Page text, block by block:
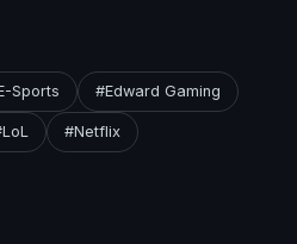
Sports #Edward Gaming
#Netflix